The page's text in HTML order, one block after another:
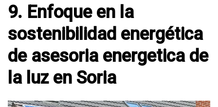
9. Enfoque en la
sostenibilidad energética
de asesoria energetica de
la luz en Soria